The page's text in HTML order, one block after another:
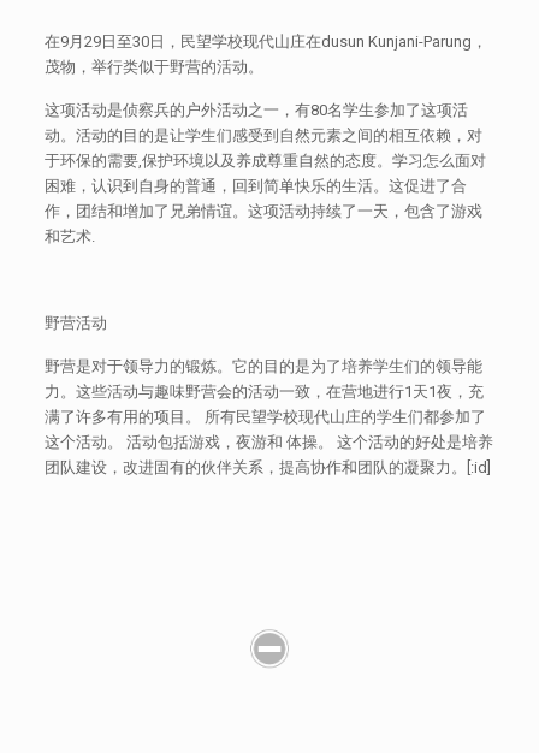
在9月29日至30日，民望学校现代山庄在dusun Kunjani-Parung，
茂物，举行类似于野营的活动。
这项活动是侦察兵的户外活动之一，有80名学生参加了这项活
动。活动的目的是让学生们感受到自然元素之间的相互依赖，对
于环保的需要,保护环境以及养成尊重自然的态度。学习怎么面对
困难，认识到自身的普通，回到简单快乐的生活。这促进了合
作，团结和增加了兄弟情谊。这项活动持续了一天，包含了游戏
和艺术.
野营活动
野营是对于领导力的锻炼。它的目的是为了培养学生们的领导能
力。这些活动与趣味野营会的活动一致，在营地进行1天1夜，充
满了许多有用的项目。 所有民望学校现代山庄的学生们都参加了
这个活动。 活动包括游戏，夜游和 体操。 这个活动的好处是培养
团队建设，改进固有的伙伴关系，提高协作和团队的凝聚力。[:id]